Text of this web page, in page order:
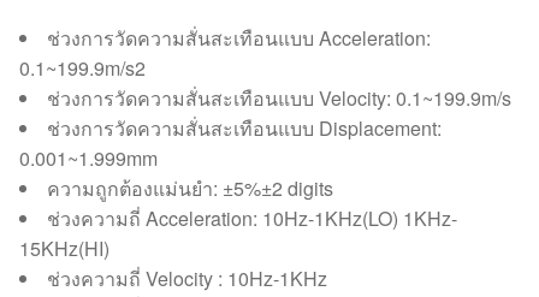
ช่วงการวัดความสั่นสะเทือนแบบ Acceleration:
0.1~199.9m/s2
ช่วงการวัดความสั่นสะเทือนแบบ Velocity: 0.1~199.9m/s
ช่วงการวัดความสั่นสะเทือนแบบ Displacement:
0.001~1.999mm
ความถูกต้องแม่นยำ: ±5%±2 digits
ช่วงความถี่ Acceleration: 10Hz-1KHz(LO) 1KHz-
15KHz(HI)
ช่วงความถี่ Velocity : 10Hz-1KHz